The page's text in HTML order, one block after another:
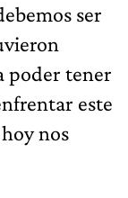
ser
poder tener
este
nos